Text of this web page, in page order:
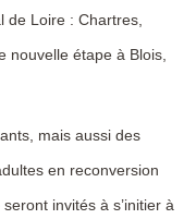
de Loire : Chartres,
nouvelle étape à Blois,
mais aussi des
en reconversion
seront invités à s’initier à